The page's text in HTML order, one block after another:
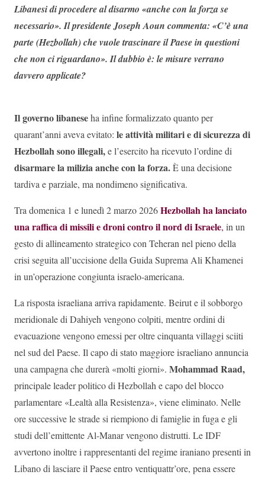
Libanesi di procedere al disarmo «anche con la forza se
necessario». Il presidente Joseph Aoun commenta: «C’è una
parte (Hezbollah) che vuole trascinare il Paese in questioni
che non ci riguardano». Il dubbio è: le misure verrano
davvero applicate?
Il governo libaneseha infine formalizzato quanto per
quarant’anni aveva evitato: le attività militari e di sicurezza di
Hezbollah sono illegali,e l’esercito ha ricevuto l’ordine di
disarmare la milizia anche con la forza.È una decisione
tardiva e parziale, ma nondimeno significativa.
Tra domenica 1 e lunedì 2 marzo 2026Hezbollah ha lanciato
una raffica di missili e droni contro il nord di Israele, in un
gesto di allineamento strategico con Teheran nel pieno della
crisi seguita all’uccisione della Guida Suprema Ali Khamenei
in un’operazione congiunta israelo-americana.
La risposta israeliana arriva rapidamente. Beirut e il sobborgo
meridionale di Dahiyeh vengono colpiti, mentre ordini di
evacuazione vengono emessi per oltre cinquanta villaggi sciiti
nel sud del Paese. Il capo di stato maggiore israeliano annuncia
una campagna che durerà «molti giorni». Mohammad Raad,
principale leader politico di Hezbollah e capo del blocco
parlamentare «Lealtà alla Resistenza», viene eliminato. Nelle
ore successive le strade si riempiono di famiglie in fuga e gli
studi dell’emittente Al-Manar vengono distrutti. Le IDF
avvertono inoltre i rappresentanti del regime iraniano presenti in
Libano di lasciare il Paese entro ventiquattr’ore, pena essere